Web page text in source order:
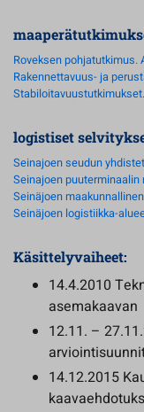
Roveksen pohjatutkimus.
Rakennettavuus- ja
logistiset
Seinajoen seudun
Seinajoen
Seinäjoen
Seinäjoen logistiikka-
Käsittelyvaiheet:
14.4.2010
asemakaavan
12.11. –
14.12.2015